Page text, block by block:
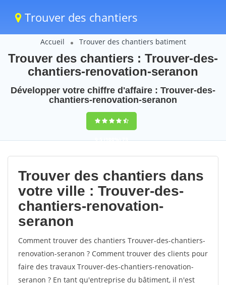
Trouver des chantiers
Accueil Trouver des chantiers batiment
Trouver des chantiers : Trouver-des-
chantiers-renovation-seranon
Développer votre chiffre d'affaire : Trouver-des-
chantiers-renovation-seranon
9,5(100%)73
votes
Trouver des chantiers dans
votre ville : Trouver-des-
chantiers-renovation-
seranon
Comment trouver des chantiers Trouver-des-chantiers-
renovation-seranon ? Comment trouver des clients pour
faire des travaux Trouver-des-chantiers-renovation-
seranon ? En tant qu'entreprise du bâtiment, il n'est